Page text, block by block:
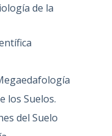
de la
los Suelos.
del Suelo